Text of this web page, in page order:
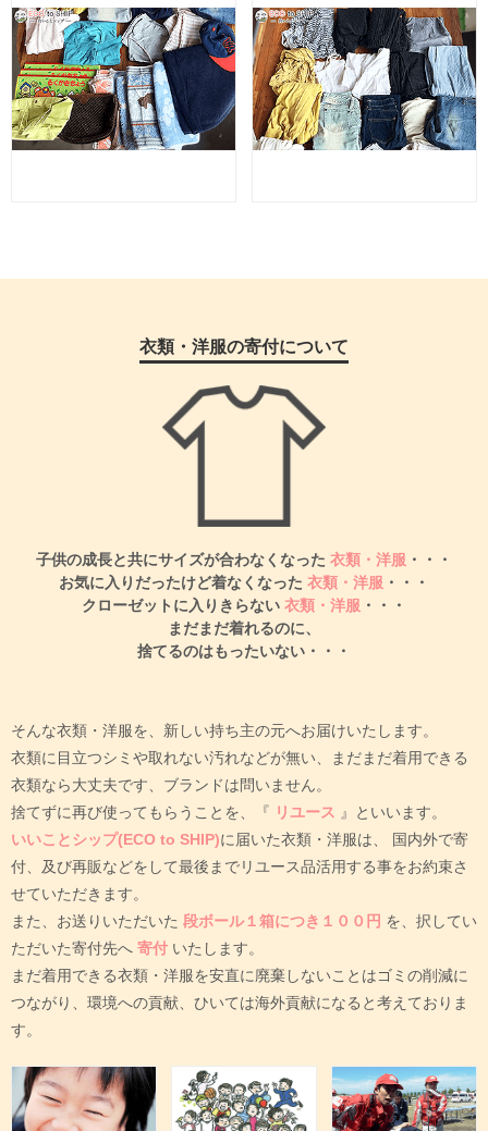
衣類・洋服の寄付について
子供の成長と共にサイズが合わなくなった 衣類・洋服 ・・・
お気に入りだったけど着なくなった 衣類・洋服 ・・・
クローゼットに入りきらない 衣類・洋服 ・・・
まだまだ着れるのに、
捨てるのはもったいない・・・
そんな衣類・洋服を、新しい持ち主の元へお届けいたします。
衣類に目立つシミや取れない汚れなどが無い、まだまだ着用できる
衣類なら大丈夫です、ブランドは問いません。
捨てずに再び使ってもらうことを、『 リユース 』といいます。
いいことシップ(ECO to SHIP)に届いた衣類・洋服は、
国内外で寄
付、及び再販などをして最後までリユース品活用する事をお約束さ
せていただきます。
また、お送りいただいた 段ボール１箱につき１００円 を、択してい
ただいた寄付先へ 寄付 いたします。
まだ着用できる衣類・洋服を安直に廃棄しないことはゴミの削減に
つながり、環境への貢献、ひいては海外貢献になると考えておりま
す。